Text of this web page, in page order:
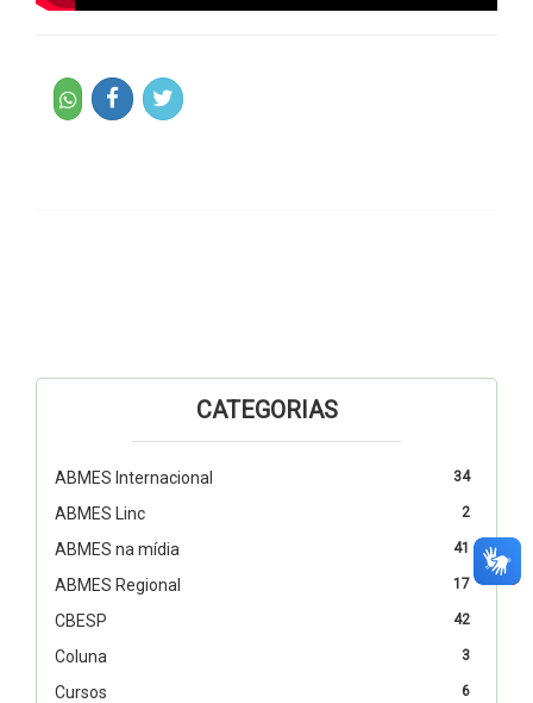
CATEGORIAS
34
ABMES Internacional
2
ABMES Linc
41
ABMES na mídia
17
ABMES Regional
42
CBESP
3
Coluna
6
Cursos